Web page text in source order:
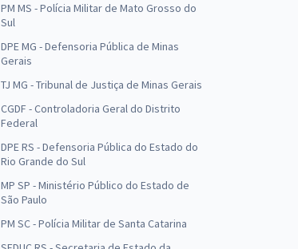
PM MS - Polícia Militar de Mato Grosso do
Sul
DPE MG - Defensoria Pública de Minas
Gerais
TJ MG - Tribunal de Justiça de Minas Gerais
CGDF - Controladoria Geral do Distrito
Federal
DPE RS - Defensoria Pública do Estado do
Rio Grande do Sul
MP SP - Ministério Público do Estado de
São Paulo
PM SC - Polícia Militar de Santa Catarina